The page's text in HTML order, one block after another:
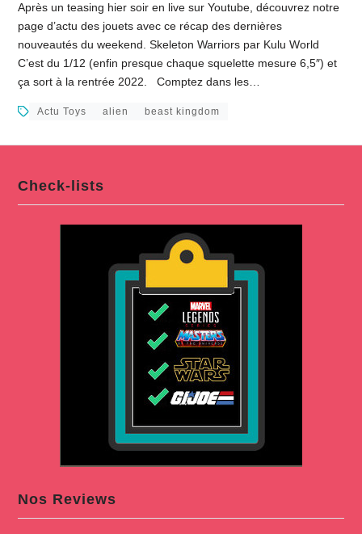
Après un teasing hier soir en live sur Youtube, découvrez notre
page d’actu des jouets avec ce récap des dernières
nouveautés du weekend. Skeleton Warriors par Kulu World
C’est du 1/12 (enfin presque chaque squelette mesure 6,5″) et
ça sort à la rentrée 2022. Comptez dans les…
Actu Toys alien beast kingdom
Check-lists
Nos Reviews